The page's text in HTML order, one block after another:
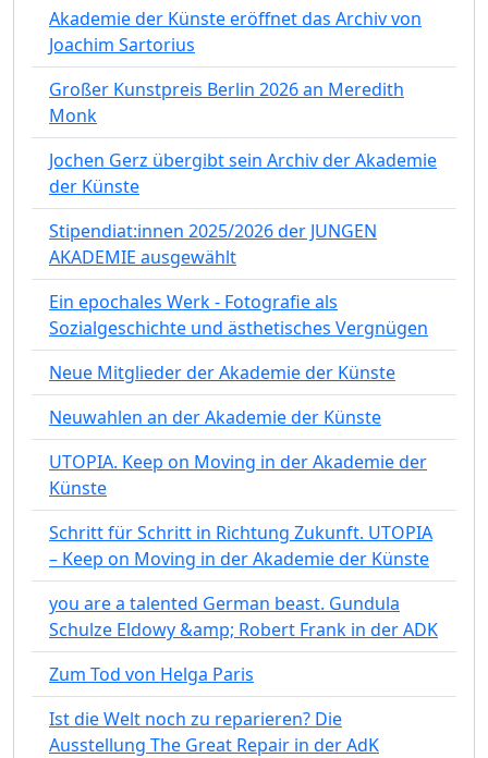
Akademie der Künste eröffnet das Archiv von
Joachim Sartorius
Großer Kunstpreis Berlin 2026 an Meredith
Monk
Jochen Gerz übergibt sein Archiv der Akademie
der Künste
Stipendiat:innen 2025/2026 der JUNGEN
AKADEMIE ausgewählt
Ein epochales Werk - Fotografie als
Sozialgeschichte und ästhetisches Vergnügen
Neue Mitglieder der Akademie der Künste
Neuwahlen an der Akademie der Künste
UTOPIA. Keep on Moving in der Akademie der
Künste
Schritt für Schritt in Richtung Zukunft. UTOPIA
– Keep on Moving in der Akademie der Künste
you are a talented German beast. Gundula
Schulze Eldowy &amp; Robert Frank in der ADK
Zum Tod von Helga Paris
Ist die Welt noch zu reparieren? Die
Ausstellung The Great Repair in der AdK